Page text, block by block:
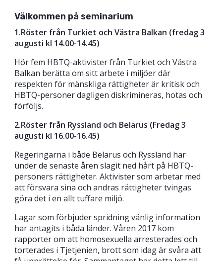
Välkommen på seminarium
1.Röster från Turkiet och Västra Balkan (fredag 3
augusti kl 14.00-14.45)
Hör fem HBTQ-aktivister från Turkiet och Västra
Balkan berätta om sitt arbete i miljöer där
respekten för mänskliga rättigheter är kritisk och
HBTQ-personer dagligen diskrimineras, hotas och
förföljs.
2.Röster från Ryssland och Belarus (Fredag 3
augusti kl 16.00-16.45)
Regeringarna i både Belarus och Ryssland har
under de senaste åren slagit ned hårt på HBTQ-
personers rättigheter. Aktivister som arbetar med
att försvara sina och andras rättigheter tvingas
göra det i en allt tuffare miljö.
Lagar som förbjuder spridning vänlig information
har antagits i båda länder. Våren 2017 kom
rapporter om att homosexuella arresterades och
torterades i Tjetjenien, brott som idag är svåra att